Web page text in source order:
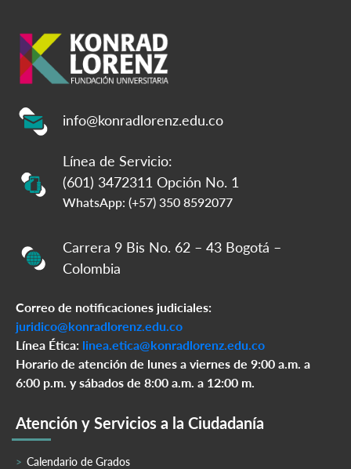
info@konradlorenz.edu.co
Línea de Servicio:
(601) 3472311 Opción No. 1
WhatsApp: (+57) 350 8592077
Carrera 9 Bis No. 62 – 43 Bogotá –
Colombia
Correo de notificaciones judiciales:
juridico@konradlorenz.edu.co
Línea Ética: linea.etica@konradlorenz.edu.co
Horario de atención de lunes a viernes de 9:00 a.m. a
6:00 p.m. y sábados de 8:00 a.m. a 12:00 m.
Atención y Servicios a la Ciudadanía
Calendario de Grados